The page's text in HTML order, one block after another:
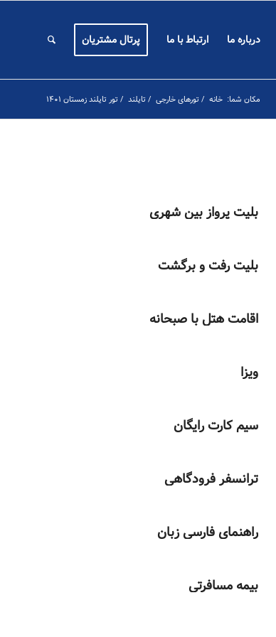
درباره ما ارتباط با ما پرتال مشتریان
مکان شما: خانه / تورهای خارجی / تایلند / تور تایلند زمستان ۱۴۰۱
بلیت پرواز بین شهری
بلیت رفت و برگشت
اقامت هتل با صبحانه
ویزا
سیم کارت رایگان
ترانسفر فرودگاهی
راهنمای فارسی زبان
بیمه مسافرتی